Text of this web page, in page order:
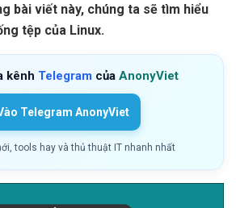
bài viết này, chúng ta sẽ tìm hiểu
tệp của Linux.
kênh Telegram của AnonyViet
Telegram AnonyViet
tools hay và thủ thuật IT nhanh nhất